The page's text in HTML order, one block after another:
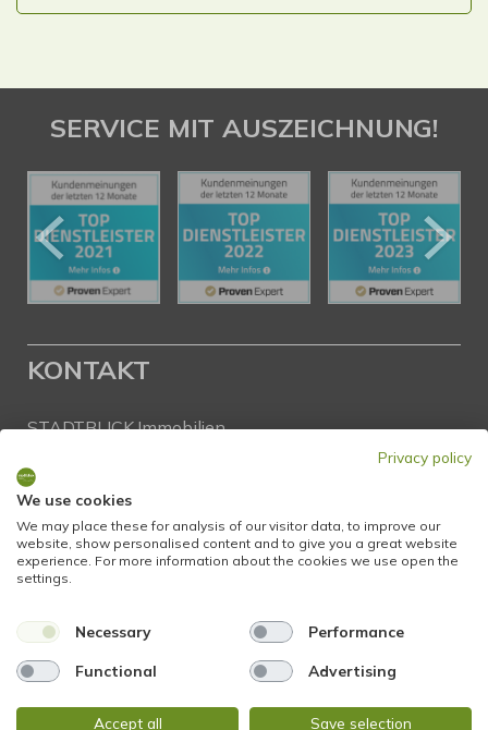
SERVICE MIT AUSZEICHNUNG!
KONTAKT
STADTBLICK Immobilien
65199 Wiesbaden
Tel.:+49 611 9742 872
Fax: +49 611 9742 896
Mail:
info@stadtblick-immobilien.de
Privacy policy
We use cookies
We may place these for analysis of our visitor data, to improve our
website, show personalised content and to give you a great website
experience. For more information about the cookies we use open the
settings.
Necessary Performance
Functional Advertising
Accept all Save selection